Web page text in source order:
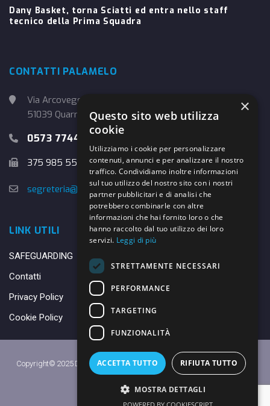
Dany Basket, torna Sciatti ed entra nello staff
tecnico della Prima Squadra
CONTATTI PALAMELO
Via Arcoveggio, 4
51039 Quarrata (PT)
0573 774457
375 985 5526
segreteria@danybasket.it
LINK UTILI
SAFEGUARDING
Contatti
Privacy Policy
Cookie Policy
Copyright© 2025 DANY BASKET QUARRATA S.S.D.A.R.L. -Privacy Policy
Made with ♥ by
×
Questo sito web utilizza
cookie
Utilizziamo i cookie per personalizzare
contenuti, annunci e per analizzare il nostro
traffico. Condividiamo inoltre informazioni
sul tuo utilizzo del nostro sito con i nostri
partner pubblicitari e di analisi che
potrebbero combinarle con altre
informazioni che hai fornito loro o che
hanno raccolto dal tuo utilizzo dei loro
servizi. Leggi di più
STRETTAMENTE NECESSARI
PERFORMANCE
TARGETING
FUNZIONALITÀ
ACCETTA TUTTO RIFIUTA TUTTO
MOSTRA DETTAGLI